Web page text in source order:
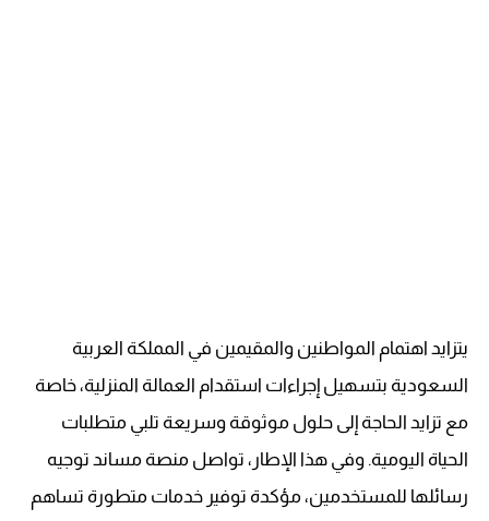
يتزايد اهتمام المواطنين والمقيمين في المملكة العربية
السعودية بتسهيل إجراءات استقدام العمالة المنزلية، خاصة
مع تزايد الحاجة إلى حلول موثوقة وسريعة تلبي متطلبات
الحياة اليومية. وفي هذا الإطار، تواصل منصة مساند توجيه
رسائلها للمستخدمين، مؤكدة توفير خدمات متطورة تساهم